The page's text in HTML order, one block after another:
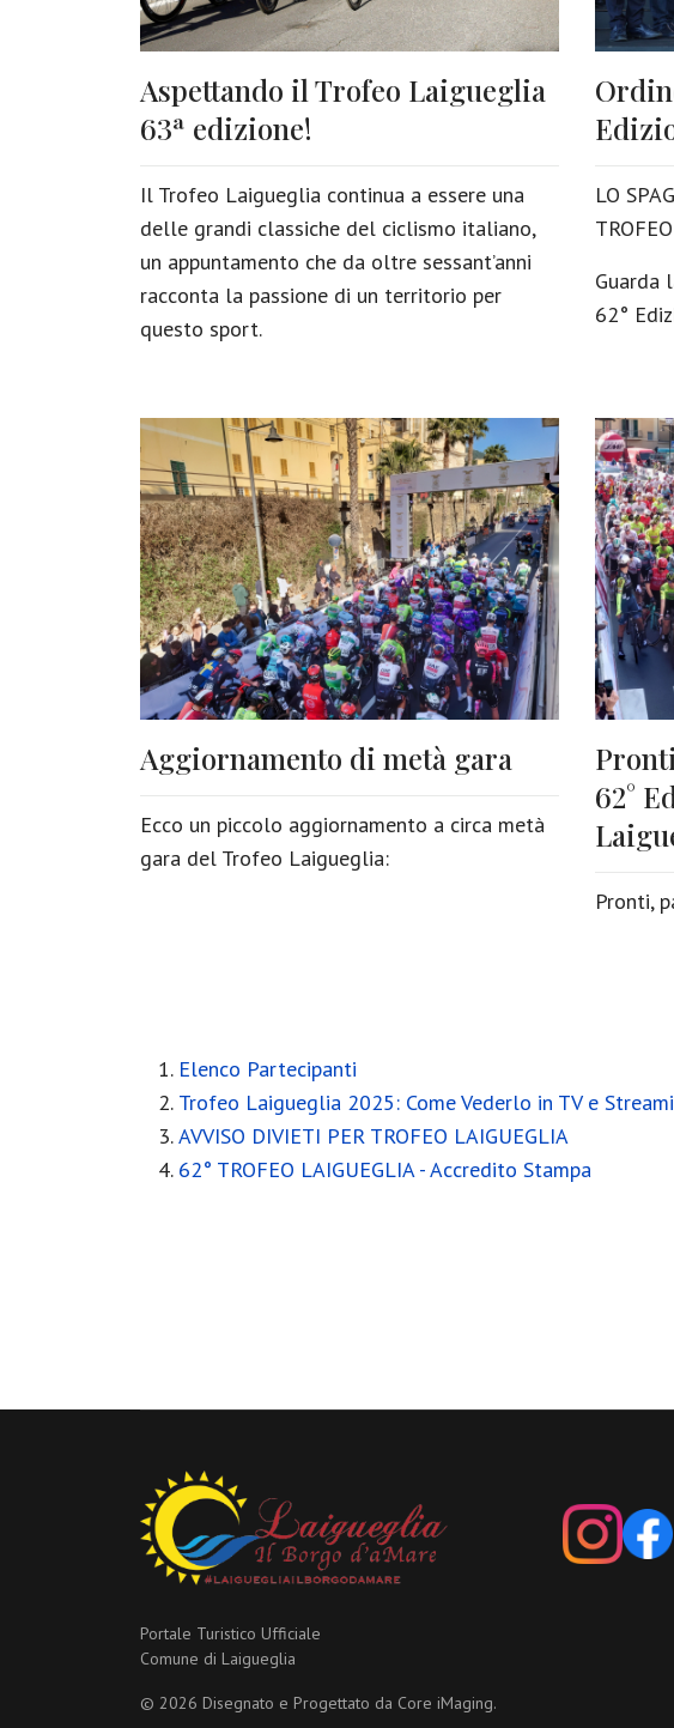
Aspettando il Trofeo Laigueglia
63ª edizione!
Il Trofeo Laigueglia continua a essere una
delle grandi classiche del ciclismo italiano,
un appuntamento che da oltre sessant’anni
racconta la passione di un territorio per
questo sport.
LO
Guarda
62°
Aggiornamento di metà gara
Ecco un piccolo aggiornamento a circa metà
gara del Trofeo Laigueglia:
62°
Pronti,
Elenco Partecipanti
Trofeo Laigueglia 2025: Come Vederlo in TV e
AVVISO DIVIETI PER TROFEO LAIGUEGLIA
62° TROFEO LAIGUEGLIA - Accredito Stampa
Portale Turistico Ufficiale
Comune di Laigueglia
© 2026 Disegnato e Progettato da Core iMaging.